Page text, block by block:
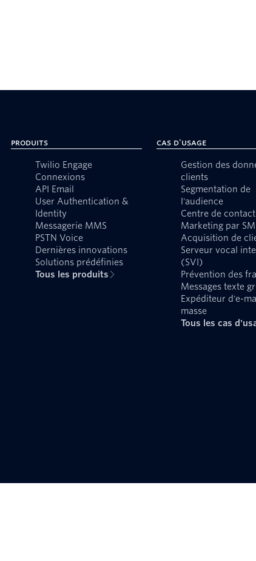
Produits
Twilio Engage
Connexions
API Email
User Authentication &
Identity
Messagerie MMS
PSTN Voice
Dernières innovations
Solutions prédéfinies
Tous les produits
Cas d'usage
Gestion des
clients
Segmentation de
l'audience
Centre de contact
Marketing par
Acquisition de
Serveur vocal
(SVI)
Prévention des
Messages texte
Expéditeur d'e-
masse
Tous les cas